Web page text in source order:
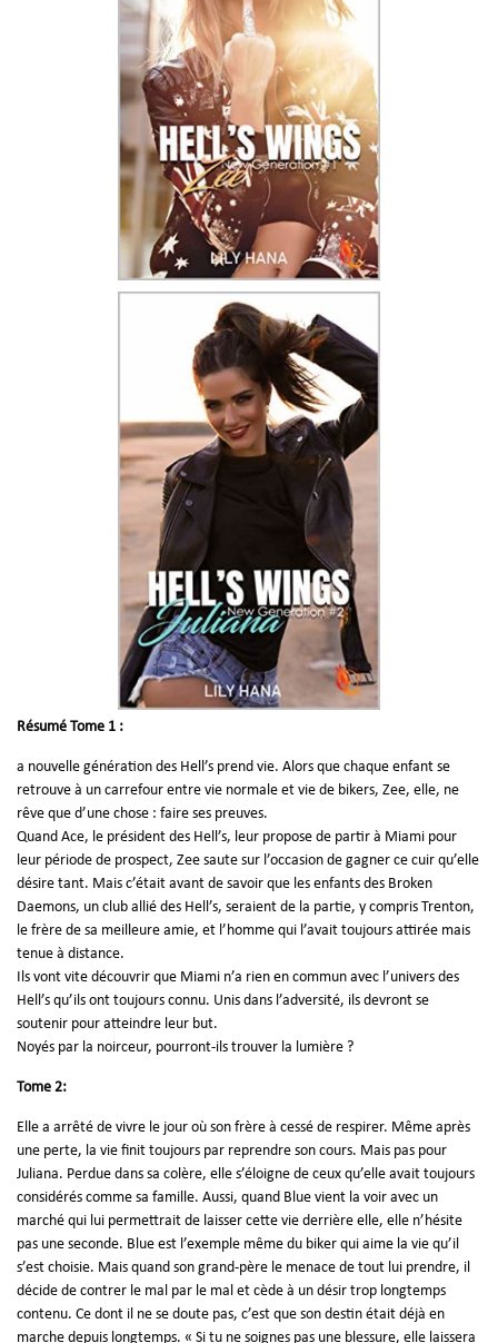
Résumé Tome 1 :
a nouvelle génération des Hell’s prend vie. Alors que chaque enfant se
retrouve à un carrefour entre vie normale et vie de bikers, Zee, elle, ne
rêve que d’une chose : faire ses preuves.
Quand Ace, le président des Hell’s, leur propose de partir à Miami pour
leur période de prospect, Zee saute sur l’occasion de gagner ce cuir qu’elle
désire tant. Mais c’était avant de savoir que les enfants des Broken
Daemons, un club allié des Hell’s, seraient de la partie, y compris Trenton,
le frère de sa meilleure amie, et l’homme qui l’avait toujours attirée mais
tenue à distance.
Ils vont vite découvrir que Miami n’a rien en commun avec l’univers des
Hell’s qu’ils ont toujours connu. Unis dans l’adversité, ils devront se
soutenir pour atteindre leur but.
Noyés par la noirceur, pourront-ils trouver la lumière ?
Tome 2:
Elle a arrêté de vivre le jour où son frère à cessé de respirer. Même après
une perte, la vie finit toujours par reprendre son cours. Mais pas pour
Juliana. Perdue dans sa colère, elle s’éloigne de ceux qu’elle avait toujours
considérés comme sa famille. Aussi, quand Blue vient la voir avec un
marché qui lui permettrait de laisser cette vie derrière elle, elle n’hésite
pas une seconde. Blue est l’exemple même du biker qui aime la vie qu’il
s’est choisie. Mais quand son grand-père le menace de tout lui prendre, il
décide de contrer le mal par le mal et cède à un désir trop longtemps
contenu. Ce dont il ne se doute pas, c’est que son destin était déjà en
marche depuis longtemps. « Si tu ne soignes pas une blessure, elle laissera